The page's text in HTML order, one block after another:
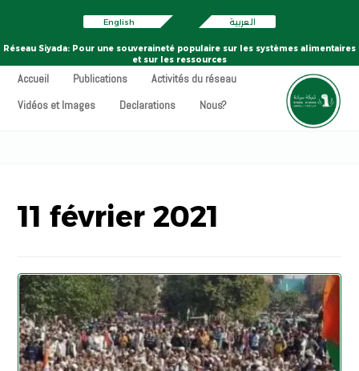
English العربية
Réseau Siyada: Pour une souveraineté populaire sur les systèmes alimentaires
et sur les ressources
Accueil Publications
Activités du réseau
Vidéos et Images
Declarations Nous?
11 février 2021